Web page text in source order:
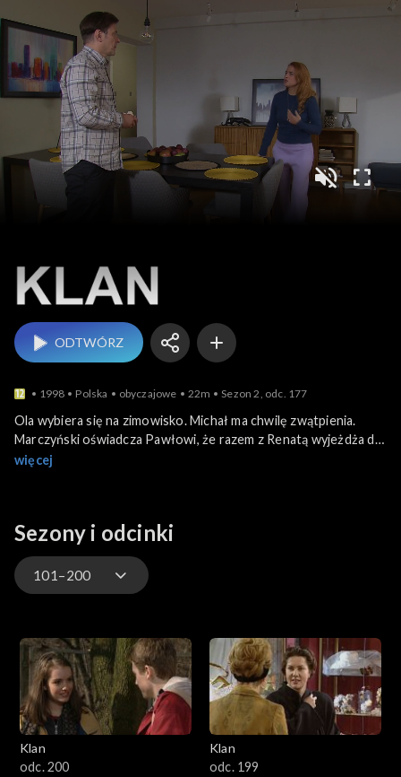
ODTWÓRZ
1998 Polska obyczajowe 22m Sezon 2, odc. 177
Ola wybiera się na zimowisko. Michał ma chwilę zwątpienia.
Marczyński oświadcza Pawłowi, że razem z Renatą wyjeżdża do
Emiratów. Wszystko, co ma zostawia żonie i dzieciom. Jerzy
więcej
Sezony i odcinki
101–200
4601–4700
4501–4600
4401–4500
Klan
odc. 200
Klan
odc. 199